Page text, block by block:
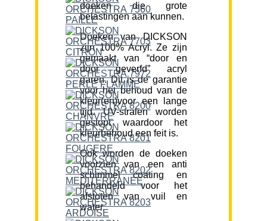
doeken die grote
belastingen aan kunnen.
Doeken van DICKSON
zijn 100% Acryl. Ze zijn
gemaakt van “door en
door geverfd” acryl
garen. Dit is de garantie
voor het behoud van de
kleur(en)voor een lange
tijd. UV-stralen worden
gestopt waardoor het
kleurbehoud een feit is.
Ook worden de doeken
voorzien van een anti
schimmel coating en
behandeld voor het
afstoten van vuil en
water.